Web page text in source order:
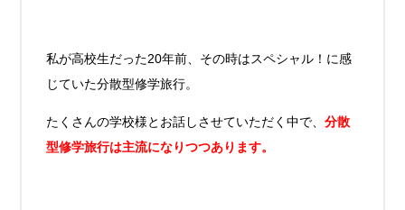
私が高校生だった20年前、その時はスペシャル！に感
じていた分散型修学旅行。
たくさんの学校様とお話しさせていただく中で、分散
型修学旅行は主流になりつつあります。